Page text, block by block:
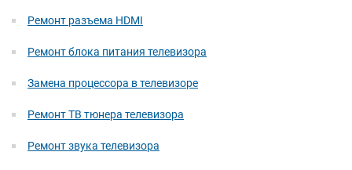
Ремонт разъема HDMI
Ремонт блока питания телевизора
Замена процессора в телевизоре
Ремонт ТВ тюнера телевизора
Ремонт звука телевизора